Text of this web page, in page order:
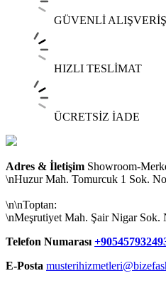
GÜVENLİ ALIŞVERİŞ
HIZLI TESLİMAT
ÜCRETSİZ İADE
Adres & İletişim Showroom-
\nHuzur Mah. Tomurcuk 1 Sok.
\n\nToptan:
\nMeşrutiyet Mah. Şair Nigar Sok.
Telefon Numarası
E-Posta